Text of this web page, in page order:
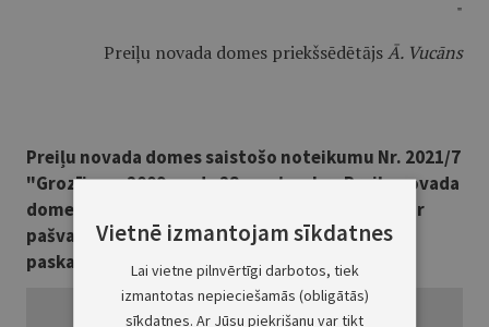
"
Preiļu novada domes priekšsēdētājsĀ. Vucāns
Preiļu novada domes saistošo noteikumu Nr. 2021/7
"Grozījums 2009. gada 28. septembra Preiļu novada
domes saistošajos noteikumos Nr. 2009/04 "Par
pašvaldības nodevām Preiļu novadā""
paskaidrojuma raksts
Vietnē izmantojam sīkdatnes
Lai vietne pilnvērtīgi darbotos, tiek
izmantotas nepieciešamās (obligātās)
sīkdatnes. Ar Jūsu piekrišanu var tikt